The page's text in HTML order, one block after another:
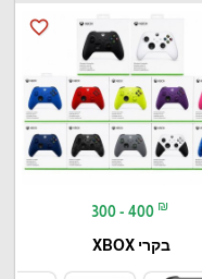
favorite_border
300 - 400 ₪
בקרי XBOX